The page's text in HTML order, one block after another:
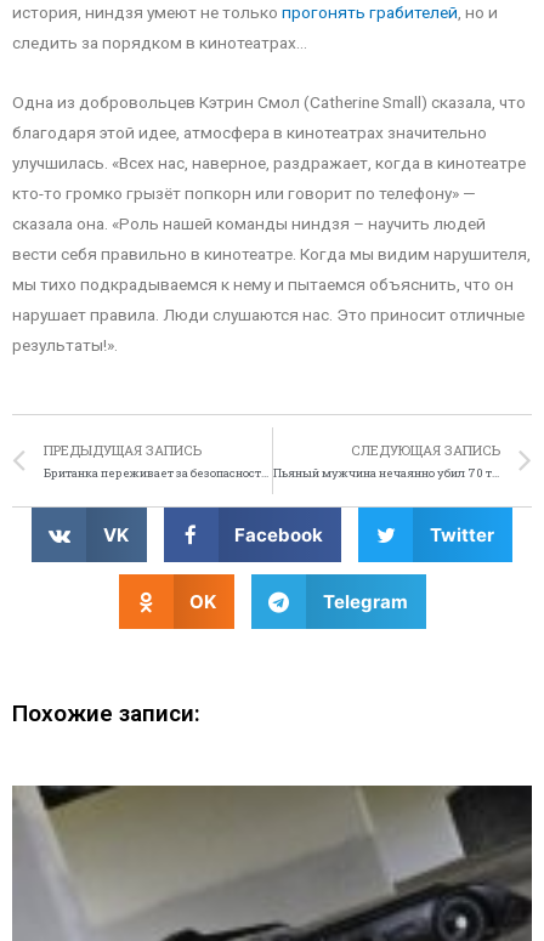
история, ниндзя умеют не только прогонять грабителей , но и
следить за порядком в кинотеатрах…
Одна из добровольцев Кэтрин Смол (Catherine Small) сказала, что
благодаря этой идее, атмосфера в кинотеатрах значительно
улучшилась. «Всех нас, наверное, раздражает, когда в кинотеатре
кто-то громко грызёт попкорн или говорит по телефону» —
сказала она. «Роль нашей команды ниндзя – научить людей
вести себя правильно в кинотеатре. Когда мы видим нарушителя,
мы тихо подкрадываемся к нему и пытаемся объяснить, что он
нарушает правила. Люди слушаются нас. Это приносит отличные
результаты!».
ПРЕДЫДУЩАЯ ЗАПИСЬ
Британка переживает за безопасность сына-супергероя
СЛЕДУЮЩАЯ ЗАПИСЬ
Пьяный мужчина нечаянно убил 70 тысяч кур
VK Facebook Twitter
OK Telegram
Похожие записи: